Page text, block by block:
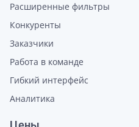
Расширенные фильтры
Конкуренты
Заказчики
Работа в команде
Гибкий интерфейс
Аналитика